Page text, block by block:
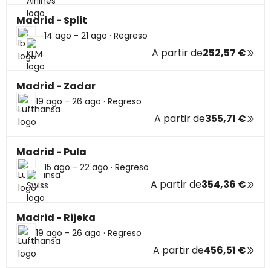
Madrid - Split
14 ago - 21 ago · Regreso
A partir de252,57 €
Madrid - Zadar
19 ago - 26 ago · Regreso
A partir de355,71 €
Madrid - Pula
15 ago - 22 ago · Regreso
A partir de354,36 €
Madrid - Rijeka
19 ago - 26 ago · Regreso
A partir de456,51 €